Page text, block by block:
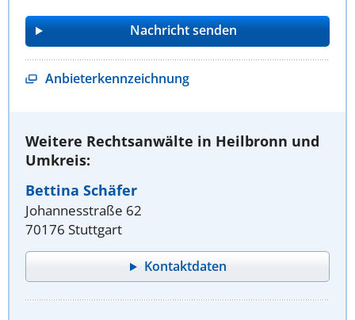
Anbieterkennzeichnung
Weitere Rechtsanwälte in Heilbronn und
Umkreis:
Bettina Schäfer
Johannesstraße 62
70176 Stuttgart
Kontaktdaten